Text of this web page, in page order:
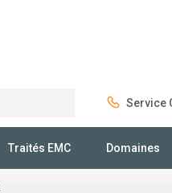
Service
Traités EMC Domaines